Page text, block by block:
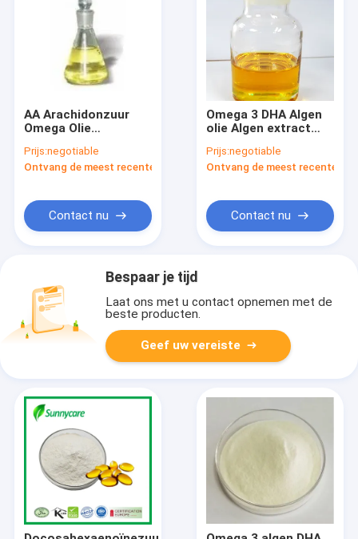
AA Arachidonzuur
Omega Olie
ARA Omega 6
Prijs:negotiable
Ontvang de meest recente Prijs
Contact nu
Omega 3 DHA Algen
olie Algen extract
40% 45% 50% CAS
6217-54-5
Prijs:negotiable
Ontvang de meest recente
Contact nu
Bespaar je tijd
Laat ons met u contact opnemen met de
beste producten.
Geef uw vereiste